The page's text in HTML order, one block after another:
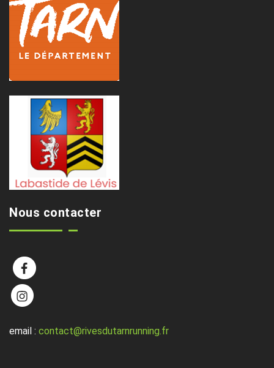
Nous contacter
email : contact@rivesdutarnrunning.fr